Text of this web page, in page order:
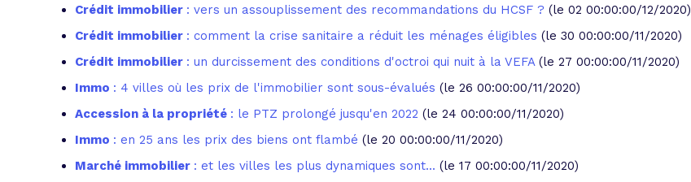
Crédit immobilier : vers un assouplissement des recommandations du HCSF ? (le 02 00:00:00/12/2020)
Crédit immobilier : comment la crise sanitaire a réduit les ménages éligibles (le 30 00:00:00/11/2020)
Crédit immobilier : un durcissement des conditions d'octroi qui nuit à la VEFA (le 27 00:00:00/11/2020)
Immo : 4 villes où les prix de l'immobilier sont sous-évalués (le 26 00:00:00/11/2020)
Accession à la propriété : le PTZ prolongé jusqu'en 2022 (le 24 00:00:00/11/2020)
Immo : en 25 ans les prix des biens ont flambé (le 20 00:00:00/11/2020)
Marché immobilier : et les villes les plus dynamiques sont... (le 17 00:00:00/11/2020)